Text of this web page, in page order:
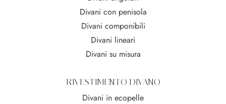
Divani con penisola
Divani componibili
Divani lineari
Divani su misura
RIVESTIMENTO DIVANO
Divani in ecopelle